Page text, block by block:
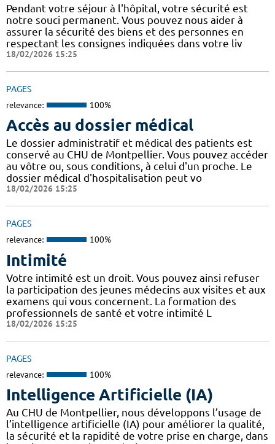
Pendant votre séjour à l'hôpital, votre sécurité est
notre souci permanent. Vous pouvez nous aider à
assurer la sécurité des biens et des personnes en
respectant les consignes indiquées dans votre liv
18/02/2026 15:25
PAGES
relevance: 100%
Accès au dossier médical
Le dossier administratif et médical des patients est
conservé au CHU de Montpellier. Vous pouvez accéder
au vôtre ou, sous conditions, à celui d'un proche. Le
dossier médical d'hospitalisation peut vo
18/02/2026 15:25
PAGES
relevance: 100%
Intimité
Votre intimité est un droit. Vous pouvez ainsi refuser
la participation des jeunes médecins aux visites et aux
examens qui vous concernent. La formation des
professionnels de santé et votre intimité L
18/02/2026 15:25
PAGES
relevance: 100%
Intelligence Artificielle (IA)
Au CHU de Montpellier, nous développons l’usage de
l’intelligence artificielle (IA) pour améliorer la qualité,
la sécurité et la rapidité de votre prise en charge, dans